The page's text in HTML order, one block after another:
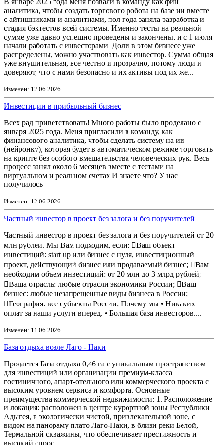
аналитика, чтобы создать торгового робота на базе ии вместе
с айтишниками и аналитиами, пол года заняла разработка и
стадия бэктестов всей системы. Именно тесты на реальной
сумме уже давно успешно проведены и закончены, и с 1 июля
начали работать с инвесторами. Доли в этом бизнесе уже
распределены, можно участвовать как инвестор. Сумма общая
уже внушительная, все честно и прозрачно, потому люди и
доверяют, что с нами безопасно и их активы под их же...
Изменен: 12.06.2026
Инвестиции в прибыльный бизнес
Всех рад приветствовать! Много работы было проделано с
января 2025 года. Меня пригласили в команду, как
финансового аналитика, чтобы сделать систему на ии
(нейронку), которая будет в автоматическом режиме торговать
на крипте без особого вмешательства человеческих рук. Весь
процесс занял около 6 месяцев вместе с тестами на
виртуальном и реальном счетах И знаете что? У нас
получилось
Изменен: 12.06.2026
Частный инвестор в проект без залога и без поручителей
Частный инвестор в проект без залога и без поручителей от 20
млн рублей. Мы Вам подходим, если: Ваш объект
инвестиций: start up или бизнес с нуля, инвестиционный
проект, действующий бизнес или продаваемый бизнес; Вам
необходим объем инвестиций: от 20 млн до 3 млрд рублей;
Ваша отрасль: любые отрасли экономики России; Ваш
бизнес: любые незапрещенные виды бизнеса в России;
География: все субъекты России; Почему мы • Никаких
оплат за наши услуги вперед. • Большая база инвесторов....
Изменен: 11.06.2026
База отдыха возле Лаго - Наки
Продается База отдыха 0,46 га с уникальным пространством
для инвестиций или организации премиум-класса
гостиничного, апарт-отельного или коммерческого проекта с
высоким уровнем сервиса и комфорта. Основные
преимущества коммерческой недвижимости: 1. Расположение
и локация: расположен в центре курортной зоны Республики
Адыгея, в экологически чистой, привлекательной зоне, с
видом на панораму плато Лаго-Наки, в близи реки Белой,
Термальной скважины, что обеспечивает престижность и
высокий спрос...